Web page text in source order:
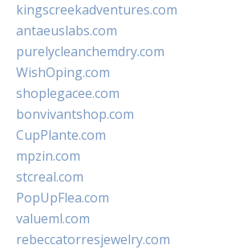
kingscreekadventures.com
antaeuslabs.com
purelycleanchemdry.com
WishOping.com
shoplegacee.com
bonvivantshop.com
CupPlante.com
mpzin.com
stcreal.com
PopUpFlea.com
valueml.com
rebeccatorresjewelry.com